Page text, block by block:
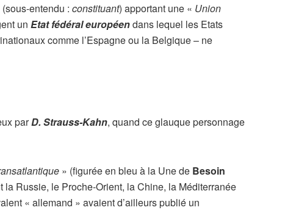
(sous-entendu : constituant) apportant une « Union
un Etat fédéral européendans lequel les Etats
comme l’Espagne ou la Belgique – ne
parD. Strauss-Kahn, quand ce glauque personnage
» (figurée en bleu à la Une de Besoin
Russie, le Proche-Orient, la Chine, la Méditerranée
« allemand » avaient d’ailleurs publié un